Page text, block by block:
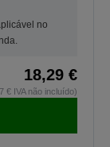
no
18,29 €
€ IVA não incluído)